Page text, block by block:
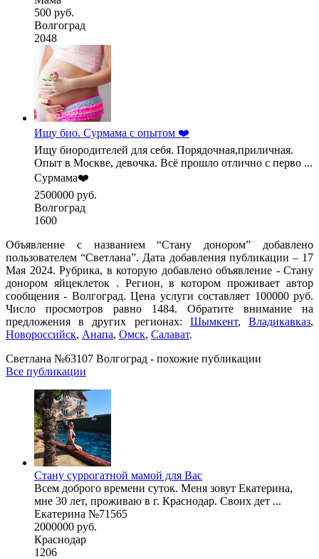
500 руб.
Волгоград
2048
Ищу био. Сурмама с опытом ❤️
Ищу биородителей для себя. Порядочная,приличная.
Опыт в Москве, девочка. Всё прошло отлично с перво ...
Сурмама❤️
2500000 руб.
Волгоград
1600
Объявление с названием “Стану донором” добавлено
пользователем “Светлана”. Дата добавления публикации – 17
Мая 2024. Рубрика, в которую добавлено объявление - Стану
донором яйцеклеток . Регион, в котором проживает автор
сообщения - Волгоград. Цена услуги составляет 100000 руб.
Число просмотров равно 1484. Обратите внимание на
предложения в других регионах: Шымкент,Владикавказ,
Новороссийск, Анапа, Омск, Салават.
Светлана №63107 Волгоград - похожие публикации
Все публикации
Стану суррогатной мамой для Вас
Всем доброго времени суток. Меня зовут Екатерина,
мне 30 лет, проживаю в г. Краснодар. Своих дет ...
Екатерина №71565
2000000 руб.
Краснодар
1206